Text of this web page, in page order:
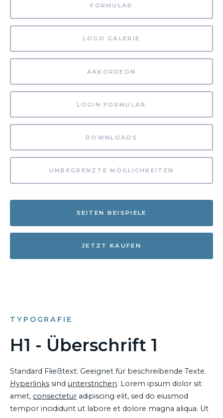
FORMULAR
LOGO GALERIE
AKKORDEON
LOGIN FORMULAR
DOWNLOADS
UNBEGRENZTE MÖGLICHKEITEN
SEITEN BEISPIELE
JETZT KAUFEN
TYPOGRAFIE
H1 - Überschrift 1
Standard Fließtext: Geeignet für beschreibende Texte.
Hyperlinks sind unterstrichen. Lorem ipsum dolor sit
amet, consectetur adipiscing elit, sed do eiusmod
tempor incididunt ut labore et dolore magna aliqua. Ut